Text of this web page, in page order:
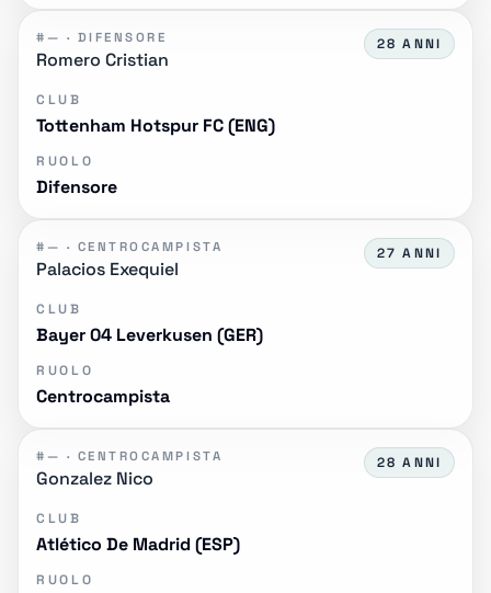
#— · DIFENSORE
Romero Cristian
28 ANNI
CLUB
Tottenham Hotspur FC (ENG)
RUOLO
Difensore
#— · CENTROCAMPISTA
Palacios Exequiel
27 ANNI
CLUB
Bayer 04 Leverkusen (GER)
RUOLO
Centrocampista
#— · CENTROCAMPISTA
Gonzalez Nico
28 ANNI
CLUB
Atlético De Madrid (ESP)
RUOLO